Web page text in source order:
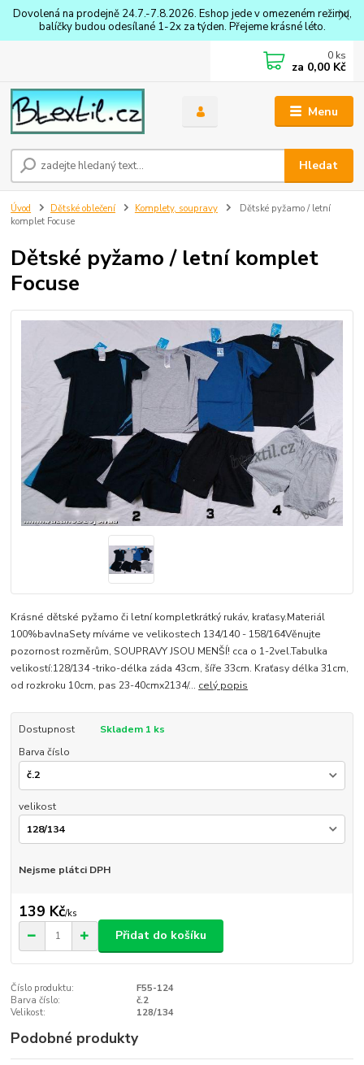
Dovolená na prodejně 24.7.-7.8.2026. Eshop jede v omezeném režimu,
balíčky budou odesílané 1-2x za týden. Přejeme krásné léto.
Menu
Hledat
0 ks
za 0,00 Kč
Úvod Dětské oblečení Komplety, soupravy
Dětské pyžamo / letní
komplet Focuse
Dětské pyžamo / letní komplet
Focuse
Krásné dětské pyžamo či letní kompletkrátký rukáv, kraťasy.Materiál
100%bavlnaSety míváme ve velikostech 134/140 - 158/164Věnujte
pozornost rozměrům, SOUPRAVY JSOU MENŠÍ! cca o 1-2vel.Tabulka
velikostí:128/134 -triko-délka záda 43cm, šíře 33cm. Kraťasy délka 31cm,
od rozkroku 10cm, pas 23-40cmx2134/... celý popis
Dostupnost
Skladem 1 ks
Barva číslo
velikost
Nejsme plátci DPH
139 Kč/ks
Přidat do košíku
Číslo produktu:
F55-124
Barva číslo:
č.2
Velikost:
128/134
Podobné produkty